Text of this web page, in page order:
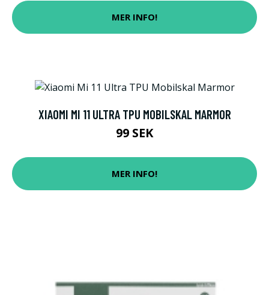
MER INFO!
XIAOMI MI 11 ULTRA TPU MOBILSKAL MARMOR
99 SEK
MER INFO!